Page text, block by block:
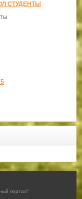
СТУДЕНТЫ
портал"